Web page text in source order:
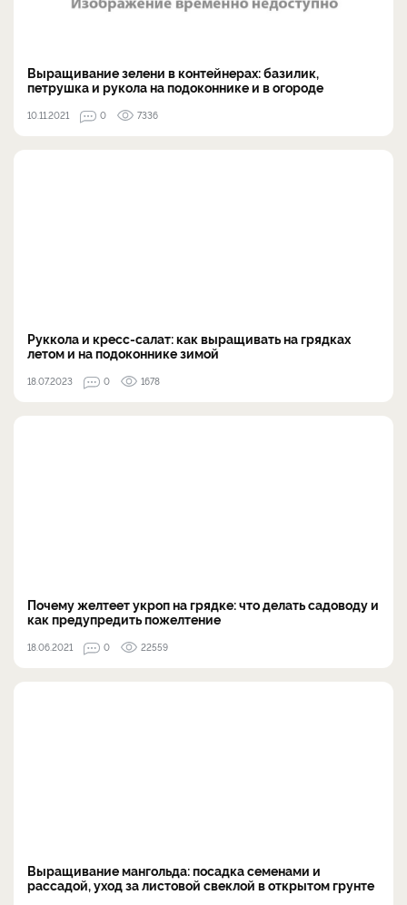
Выращивание зелени в контейнерах: базилик,
петрушка и рукола на подоконнике и в огороде
10.11.2021 0 7336
Руккола и кресс-салат: как выращивать на грядках
летом и на подоконнике зимой
18.07.2023 0 1678
Почему желтеет укроп на грядке: что делать садоводу и
как предупредить пожелтение
18.06.2021 0 22559
Выращивание мангольда: посадка семенами и
рассадой, уход за листовой свеклой в открытом грунте